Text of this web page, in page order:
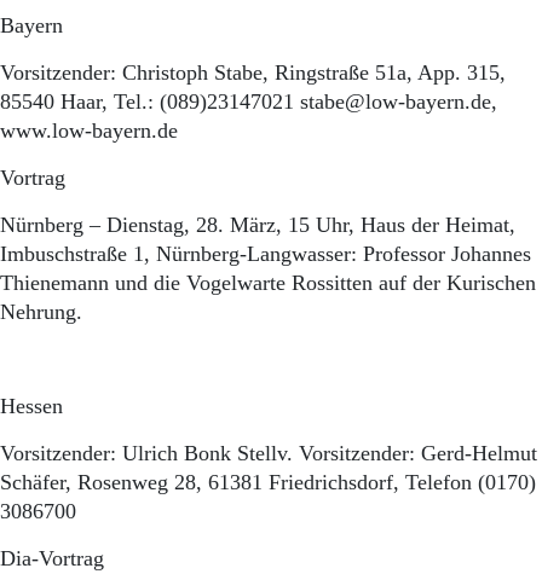
Archiv
Mediadaten
Bayern
Vorsitzender: Christoph Stabe, Ringstraße 51a, App. 315,
85540 Haar, Tel.: (089)23147021 stabe@low-bayern.de,
www.low-bayern.de
Vortrag
Nürnberg – Dienstag, 28. März, 15 Uhr, Haus der Heimat,
Imbuschstraße 1, Nürnberg-Langwasser: Professor Johannes
Thienemann und die Vogelwarte Rossitten auf der Kurischen
Nehrung.
Hessen
Vorsitzender: Ulrich Bonk Stellv. Vorsitzender: Gerd-Helmut
Schäfer, Rosenweg 28, 61381 Friedrichsdorf, Telefon (0170)
3086700
Dia-Vortrag